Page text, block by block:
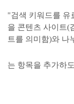
"검색 키워드를 유
을 콘텐츠 사이트(
트를 의미함)와 나
는 항목을 추가하